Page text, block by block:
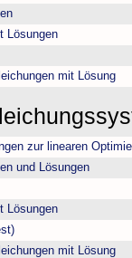
Lösungen
mit Lösung
zur linearen
und Lösungen
Lösungen
mit Lösung